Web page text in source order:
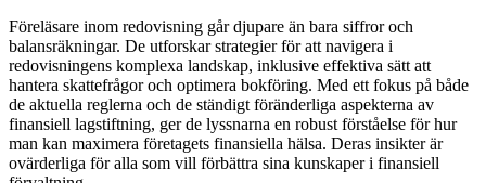
Föreläsare inom redovisning går djupare än bara siffror och
balansräkningar. De utforskar strategier för att navigera i
redovisningens komplexa landskap, inklusive effektiva sätt att
hantera skattefrågor och optimera bokföring. Med ett fokus på både
de aktuella reglerna och de ständigt föränderliga aspekterna av
finansiell lagstiftning, ger de lyssnarna en robust förståelse för hur
man kan maximera företagets finansiella hälsa. Deras insikter är
ovärderliga för alla som vill förbättra sina kunskaper i finansiell